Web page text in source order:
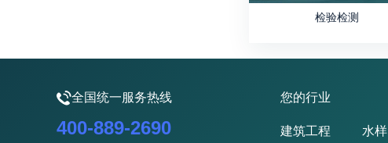
检验检测
全国统一服务热线
400-889-2690
您的行业
建筑工程 水样